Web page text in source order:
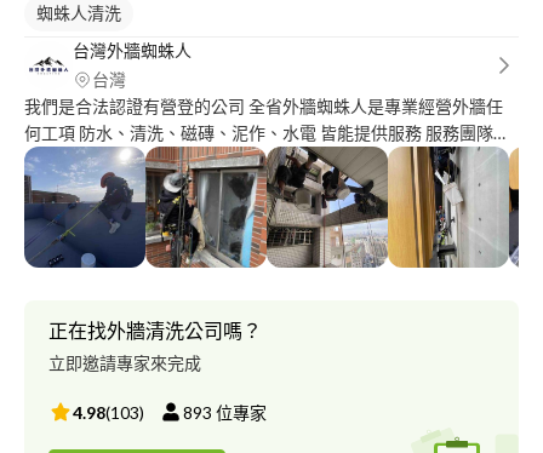
蜘蛛人清洗
台灣外牆蜘蛛人
台灣
我們是合法認證有營登的公司 全省外牆蜘蛛人是專業經營外牆任
何工項 防水、清洗、磁磚、泥作、水電 皆能提供服務 服務團隊平
均都有10年以上工作經驗 都有合法證照 安全可靠施工 品質值得您
的信賴
正在找外牆清洗公司嗎？
立即邀請專家來完成
4.98(103) 893 位專家